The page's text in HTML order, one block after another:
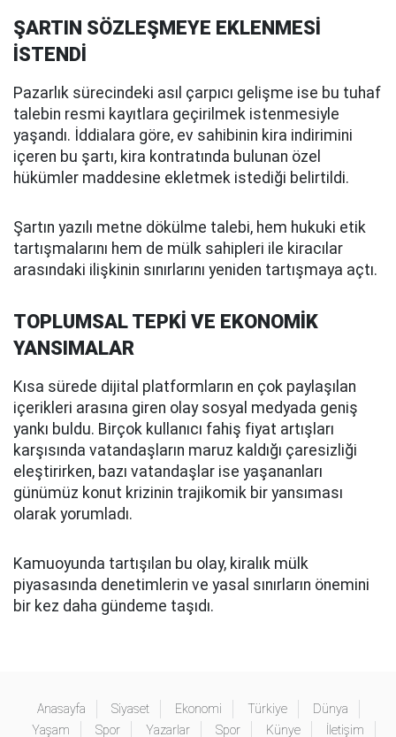
ŞARTIN SÖZLEŞMEYE EKLENMESİ
İSTENDİ
Pazarlık sürecindeki asıl çarpıcı gelişme ise bu tuhaf
talebin resmi kayıtlara geçirilmek istenmesiyle
yaşandı. İddialara göre, ev sahibinin kira indirimini
içeren bu şartı, kira kontratında bulunan özel
hükümler maddesine ekletmek istediği belirtildi.
Şartın yazılı metne dökülme talebi, hem hukuki etik
tartışmalarını hem de mülk sahipleri ile kiracılar
arasındaki ilişkinin sınırlarını yeniden tartışmaya açtı.
TOPLUMSAL TEPKİ VE EKONOMİK
YANSIMALAR
Kısa sürede dijital platformların en çok paylaşılan
içerikleri arasına giren olay sosyal medyada geniş
yankı buldu. Birçok kullanıcı fahiş fiyat artışları
karşısında vatandaşların maruz kaldığı çaresizliği
eleştirirken, bazı vatandaşlar ise yaşananları
günümüz konut krizinin trajikomik bir yansıması
olarak yorumladı.
Kamuoyunda tartışılan bu olay, kiralık mülk
piyasasında denetimlerin ve yasal sınırların önemini
bir kez daha gündeme taşıdı.
Anasayfa Siyaset Ekonomi Türkiye
Dünya
Yaşam
Spor Yazarlar Spor Künye İletişim